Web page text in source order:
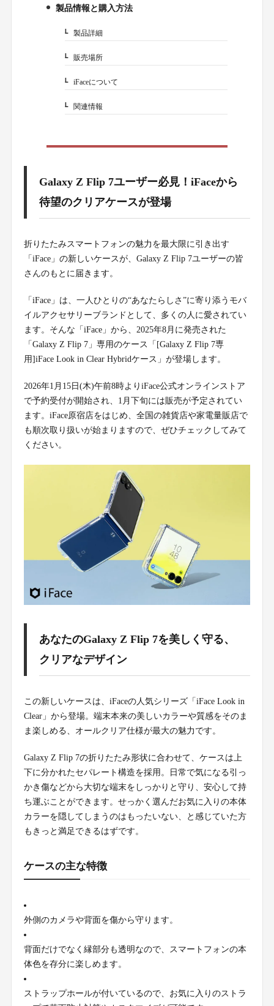
3.
製品情報と購入方法
3-1.製品詳細
3-2.販売場所
3-3.iFaceについて
3-4.関連情報
Galaxy Z Flip 7ユーザー必見！iFaceから
待望のクリアケースが登場
折りたたみスマートフォンの魅力を最大限に引き出す
「iFace」の新しいケースが、Galaxy Z Flip 7ユーザーの皆
さんのもとに届きます。
「iFace」は、一人ひとりの“あなたらしさ”に寄り添うモバ
イルアクセサリーブランドとして、多くの人に愛されてい
ます。そんな「iFace」から、2025年8月に発売された
「Galaxy Z Flip 7」専用のケース「[Galaxy Z Flip 7専
用]iFace Look in Clear Hybridケース」が登場します。
2026年1月15日(木)午前8時よりiFace公式オンラインストア
で予約受付が開始され、1月下旬には販売が予定されてい
ます。iFace原宿店をはじめ、全国の雑貨店や家電量販店で
も順次取り扱いが始まりますので、ぜひチェックしてみて
ください。
あなたのGalaxy Z Flip 7を美しく守る、
クリアなデザイン
この新しいケースは、iFaceの人気シリーズ「iFace Look in
Clear」から登場。端末本来の美しいカラーや質感をそのま
ま楽しめる、オールクリア仕様が最大の魅力です。
Galaxy Z Flip 7の折りたたみ形状に合わせて、ケースは上
下に分かれたセパレート構造を採用。日常で気になる引っ
かき傷などから大切な端末をしっかりと守り、安心して持
ち運ぶことができます。せっかく選んだお気に入りの本体
カラーを隠してしまうのはもったいない、と感じていた方
もきっと満足できるはずです。
ケースの主な特徴
外側のカメラや背面を傷から守ります。
背面だけでなく縁部分も透明なので、スマートフォンの本
体色を存分に楽しめます。
ストラップホールが付いているので、お気に入りのストラ